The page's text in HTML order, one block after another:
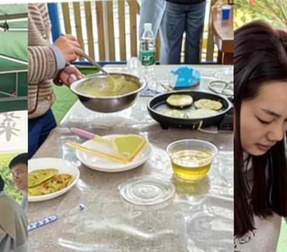
春日亲子计划丨赏花打野做美
食，手作撒欢趣玩一整天